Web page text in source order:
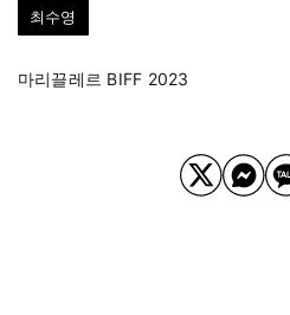
최수영
마리끌레르 BIFF 2023